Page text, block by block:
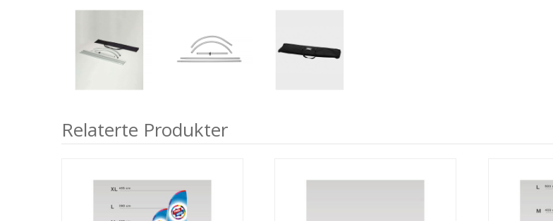
Relaterte Produkter